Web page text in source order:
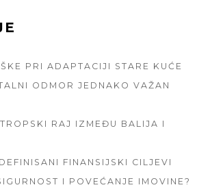
PRI ADAPTACIJI STARE KUĆE
ODMOR JEDNAKO VAŽAN
RAJ IZMEĐU BALIJA I
FINANSIJSKI CILJEVI
I POVEĆANJE IMOVINE?